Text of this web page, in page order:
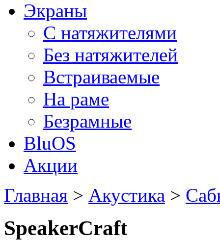
Экраны
С натяжителями
Без натяжителей
Встраиваемые
На раме
Безрамные
BluOS
Акции
Главная > Акустика >
SpeakerCraft